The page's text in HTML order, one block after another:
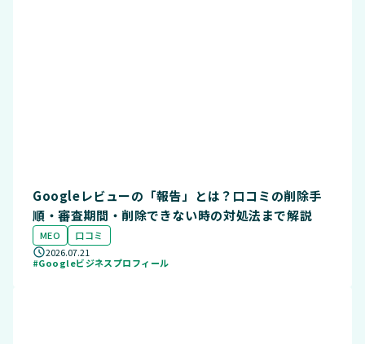
Googleレビューの「報告」とは？口コミの削除手
順・審査期間・削除できない時の対処法まで解説
MEO
口コミ
2026.07.21
#Googleビジネスプロフィール